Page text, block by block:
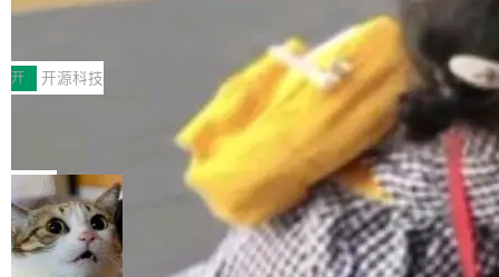
传输性能最高提升5倍。UCL-MPComm底层基
于自研UCL-Engine通信引擎，后续腾讯网平将
持续开源更多基于UCL-Engine的高性能通信组
件。 腾讯网平团队在UCL-MPComm中实现了一
个独立于业务线程的全局通信引擎（Engine），
创新与落地成效成功入选。 全链路私有化部署，
助力企业AI研发安全落地 当前，越来越多企业已
经开始引入 AI Coding 工具，通过调用公有云模
型或企业内部部署模型提升研发效率。但随着 AI
Coding 从个人辅助工具逐步走向团队级、组织
级应用，企业在规模化落地过程中，对安全性、
可控性和代码质量提出了更高要求。 首先是数据
安全与合规要求。对于大多数普通研发场景，公
有云模型能够满足快速试用和效率提升的需求。
但对于金融、能源、医疗等对数据安全要求较...
深信服AI算力网关入选工信部人工智能
前不久，工业和信息化部正式发布《2025年人工
智能应用典型案例名单》，集中展示人工智能在
各领域的应用成果，覆盖技术底座、行业赋能、
产品应用、支撑保障、专题等五大方向。深信服
AI算力网关（AI创新平台）成功入选！ 随着各行
各业的Agent走向规模化建设，算力构成形态逐
渐丰富，用户关注的重点也在发生变化：不只是
让AI用起来，还要进一步看清混合算力时代下，
Token花在哪里、算力是否被充分利用，以及持
开 开源科技
Jeff Dean 离开 Google：一个时代的结
束，一个实验室的开始
Google 员工编号 20。MapReduce 作者之一。
Bigtable 作者之一。TensorFlow 的作者之一。
Gemini 的架构师。Google 首席科学家。 Jeff D
ean 在 Google 工作了 27 年后，宣布离职。 他
不是一个人走。一同离开的还有 Sanjay Ghema
局
🔥 SolonCode v2026.8.4 发布：界面
字体可调、22 种语言、记忆搜索增强
打开终端就能上岗的全中文编码智能体，这一轮